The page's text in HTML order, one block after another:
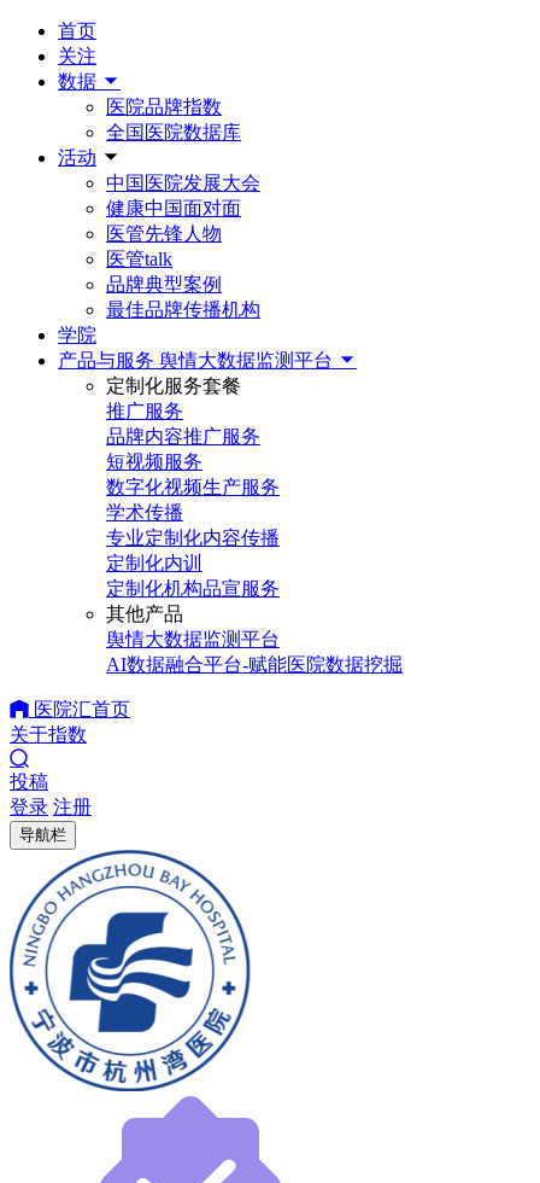
首页
关注
数据
医院品牌指数
全国医院数据库
活动
中国医院发展大会
健康中国面对面
医管先锋人物
医管talk
品牌典型案例
最佳品牌传播机构
学院
产品与服务 舆情大数据监测平台
定制化服务套餐
推广服务
品牌内容推广服务
短视频服务
数字化视频生产服务
学术传播
专业定制化内容传播
定制化内训
定制化机构品宣服务
其他产品
舆情大数据监测平台
AI数据融合平台-赋能医院数据挖掘
医院汇首页
关于指数
投稿
登录 注册
导航栏